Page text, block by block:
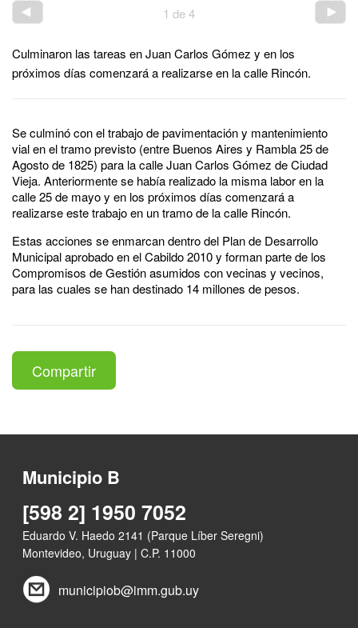
1 de4
Culminaron las tareas en Juan Carlos Gómez y en los
próximos días comenzará a realizarse en la calle Rincón.
Se culminó con el trabajo de pavimentación y mantenimiento
vial en el tramo previsto (entre Buenos Aires y Rambla 25 de
Agosto de 1825) para la calle Juan Carlos Gómez de Ciudad
Vieja. Anteriormente se había realizado la misma labor en la
calle 25 de mayo y en los próximos días comenzará a
realizarse este trabajo en un tramo de la calle Rincón.
Estas acciones se enmarcan dentro del Plan de Desarrollo
Municipal aprobado en el Cabildo 2010 y forman parte de los
Compromisos de Gestión asumidos con vecinas y vecinos,
para las cuales se han destinado 14 millones de pesos.
Compartir
Municipio B
[598 2] 1950 7052
Eduardo V. Haedo 2141 (Parque Líber Seregni)
Montevideo, Uruguay | C.P. 11000
municipiob@imm.gub.uy